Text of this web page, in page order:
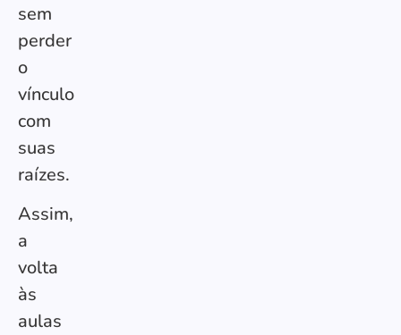
sem
perder
o
vínculo
com
suas
raízes.
Assim,
a
volta
às
aulas